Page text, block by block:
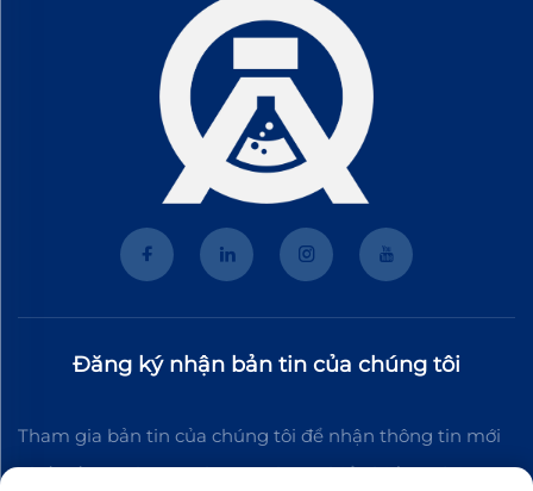
Đăng ký nhận bản tin của chúng tôi
Tham gia bản tin của chúng tôi để nhận thông tin mới
nhất về ngành, cập nhật và những hiểu biết từ đội ngũ